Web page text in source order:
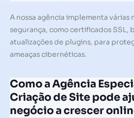
A nossa agência implementa várias
segurança, como certificados SSL,
atualizações de plugins, para
ameaças cibernéticas.
Como a Agência
Criação de Site pode
negócio a crescer